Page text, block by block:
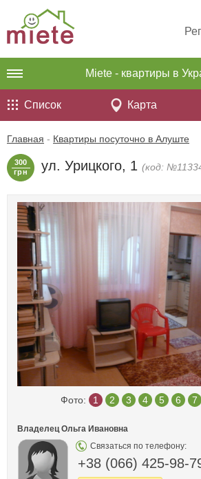
Miete - квартиры в
Список Карта
Главная - Квартиры посуточно в Алуште
300
грн
ул. Урицкого, 1 (код:
Фото: 1 2 3 4 5 6 7
Владелец Ольга Ивановна
Связаться по телефону:
+38 (066) 425-98-